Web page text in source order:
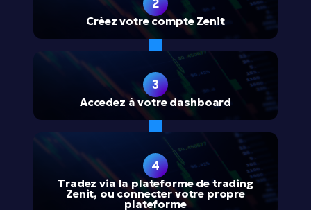
2
Crèez votre compte Zenit
3
Accedez à votre dashboard
4
Tradez via la plateforme de trading
Zenit, ou connecter votre propre
plateforme